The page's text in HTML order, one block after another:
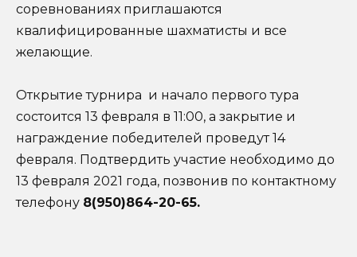
соревнованиях приглашаются
квалифицированные шахматисты и все
желающие.
Открытие турнира и начало первого тура
состоится 13 февраля в 11:00, а закрытие и
награждение победителей проведут 14
февраля. Подтвердить участие необходимо до
13 февраля 2021 года, позвонив по контактному
телефону 8(950)864-20-65.